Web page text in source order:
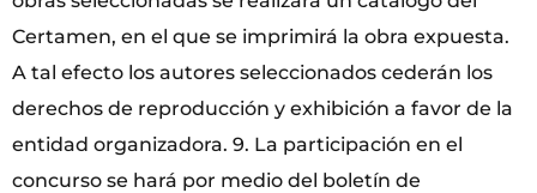
Certamen, en el que se imprimirá la obra expuesta.
A tal efecto los autores seleccionados cederán los
derechos de reproducción y exhibición a favor de la
entidad organizadora. 9. La participación en el
concurso se hará por medio del boletín de